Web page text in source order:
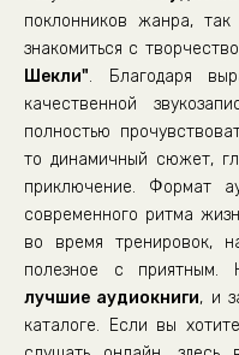
поклонников жанра,
знакомиться с
Шекли". Благодаря
качественной
полностью
то динамичный сюжет,
приключение. Формат
современного ритма
во время тренировок,
полезное с приятным.
лучшие аудиокниги, и
каталоге. Если вы